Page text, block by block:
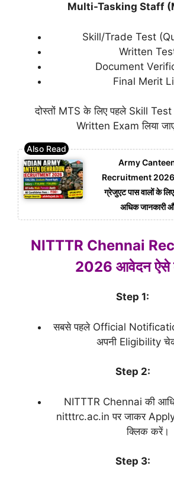
Multi-Tasking Staff
Skill/Trade Test
Written
Document
Final Merit
दोस्तों MTS के लिए पहले Skill Test
Written Exam लिया
Army
Recruitment 2026:
ग्रेजुएट पास वालों के
अधिक जानकारी
NITTTR Chennai
2026 आवेदन ऐसे
Step 1:
सबसे पहले Official
अपनी Eligibility
Step 2:
NITTTR Chennai की
nitttrc.ac.in पर जाकर
क्लिक करें।
Step 3: